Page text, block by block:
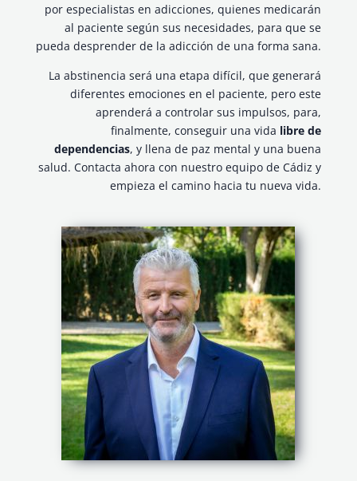
por especialistas en adicciones, quienes medicarán
al paciente según sus necesidades, para que se
pueda desprender de la adicción de una forma sana.
La abstinencia será una etapa difícil, que generará
diferentes emociones en el paciente, pero este
aprenderá a controlar sus impulsos, para,
finalmente, conseguir una vida libre de
dependencias, y llena de paz mental y una buena
salud. Contacta ahora con nuestro equipo de Cádiz y
empieza el camino hacia tu nueva vida.